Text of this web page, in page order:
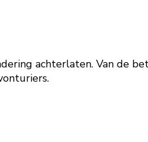
achterlaten. Van de